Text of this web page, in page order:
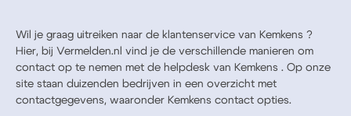
Wil je graag uitreiken naar de klantenservice van Kemkens ?
Hier, bij Vermelden.nl vind je de verschillende manieren om
contact op te nemen met de helpdesk van Kemkens . Op onze
site staan duizenden bedrijven in een overzicht met
contactgegevens, waaronder Kemkens contact opties.